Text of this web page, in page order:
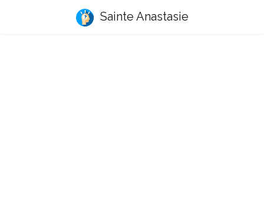
Sainte Anastasie